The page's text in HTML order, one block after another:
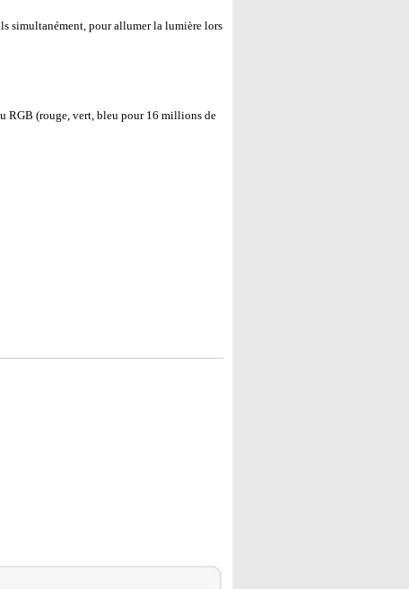
simultanément, pour allumer la lumière lors
RGB (rouge, vert, bleu pour 16 millions de